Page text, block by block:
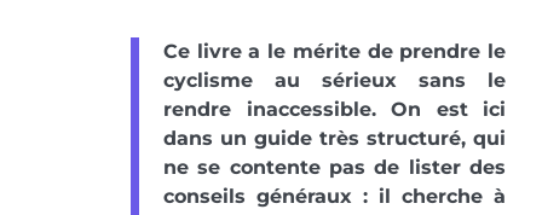
Ce livre a le mérite de prendre le
cyclisme au sérieux sans le
rendre inaccessible. On est ici
dans un guide très structuré, qui
ne se contente pas de lister des
conseils généraux : il cherche à